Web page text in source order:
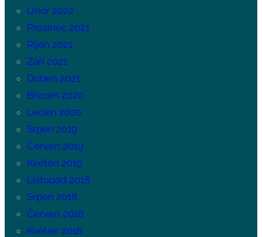
Únor 2022
Prosinec 2021
Říjen 2021
Září 2021
Duben 2021
Březen 2020
Leden 2020
Srpen 2019
Červen 2019
Květen 2019
Listopad 2018
Srpen 2018
Červen 2018
Květen 2018